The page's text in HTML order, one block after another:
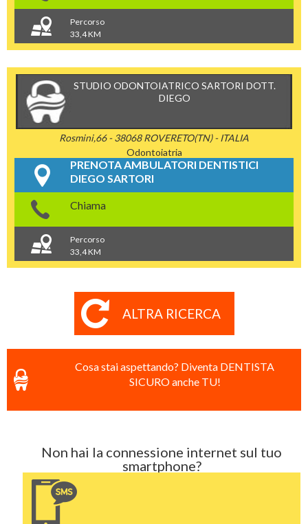
Percorso
33,4 KM
STUDIO ODONTOIATRICO SARTORI DOTT.
DIEGO
Rosmini,66 - 38068 ROVERETO(TN) - ITALIA
Odontoiatria
PRENOTA AMBULATORI DENTISTICI
DIEGO SARTORI
Chiama
Percorso
33,4 KM
ALTRA RICERCA
Cosa stai aspettando? Diventa DENTISTA
SICURO anche TU!
Non hai la connessione internet sul tuo
smartphone?